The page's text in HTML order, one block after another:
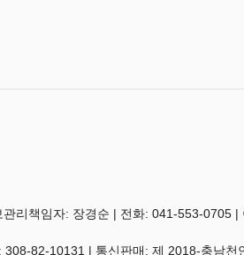
리책임자: 장경순 | 전화: 041-553-0705
308-82-10131 | 통신판매: 제 2018-충남천